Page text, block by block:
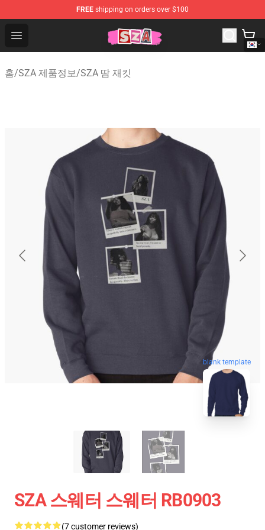
FREE shipping on orders over $100
Open menu
SZA Shop - Official SZA Merchandise Store
홈/SZA 제품정보/SZA 땀 재킷
blank template
SZA 스웨터 스웨터 RB0903
(7 customer reviews)